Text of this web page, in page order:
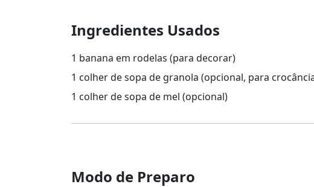
Ingredientes Usados
1 banana em rodelas (para decorar)
1 colher de sopa de granola (opcional, para
1 colher de sopa de mel (opcional)
Modo de Preparo